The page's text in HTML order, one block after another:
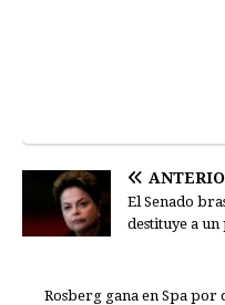
El Senado
destituye a
Rosberg gana en Spa por